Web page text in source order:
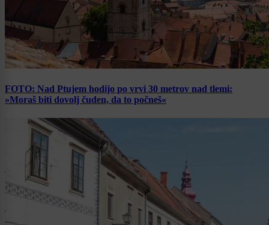
FOTO: Nad Ptujem hodijo po vrvi 30 metrov nad tlemi:
»Moraš biti dovolj čuden, da to počneš«